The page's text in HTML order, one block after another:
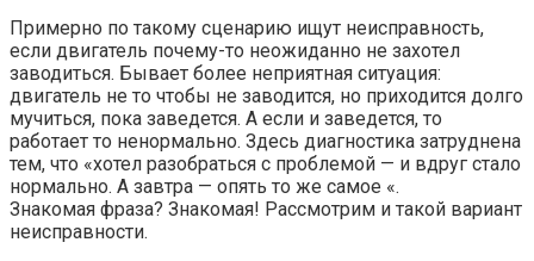
Примерно по такому сценарию ищут неисправность,
если двигатель почему-то неожиданно не захотел
заводиться. Бывает более неприятная ситуация:
двигатель не то чтобы не заводится, но приходится долго
мучиться, пока заведется. А если и заведется, то
работает то ненормально. Здесь диагностика затруднена
тем, что «хотел разобраться с проблемой — и вдруг стало
нормально. А завтра — опять то же самое «.
Знакомая фраза? Знакомая! Рассмотрим и такой вариант
неисправности.